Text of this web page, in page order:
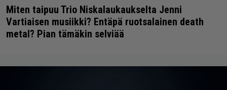
Miten taipuu Trio Niskalaukaukselta Jenni
Vartiaisen musiikki? Entäpä ruotsalainen death
metal? Pian tämäkin selviää